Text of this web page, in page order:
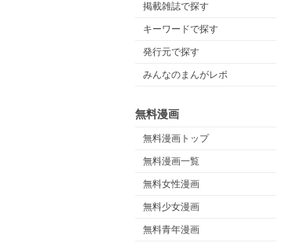
掲載雑誌で探す
キーワードで探す
発行元で探す
みんなのまんがレポ
無料漫画
無料漫画トップ
無料漫画一覧
無料女性漫画
無料少女漫画
無料青年漫画